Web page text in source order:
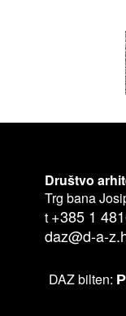
Društvo
Trg bana
t +385 1
daz@d-a-
DAZ bilten: